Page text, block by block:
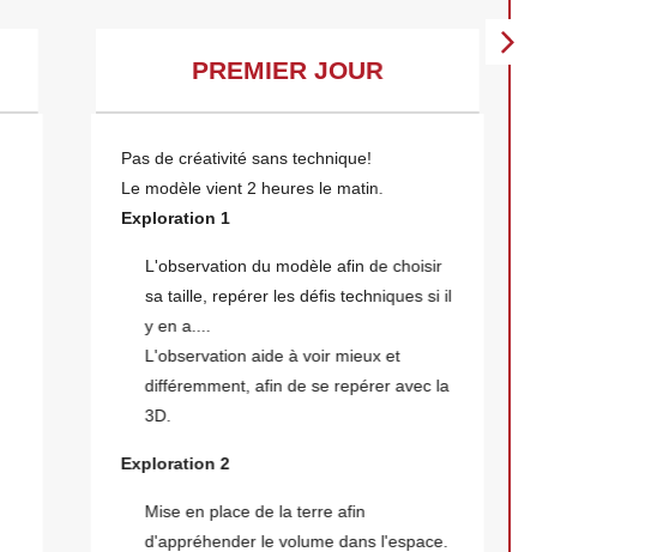
PREMIER JOUR
Pas de créativité sans technique!
Le modèle vient 2 heures le matin.
Exploration 1
L'observation du modèle afin de choisir
sa taille, repérer les défis techniques si il
y en a....
L'observation aide à voir mieux et
différemment, afin de se repérer avec la
3D.
Exploration 2
Mise en place de la terre afin
d'appréhender le volume dans l'espace.